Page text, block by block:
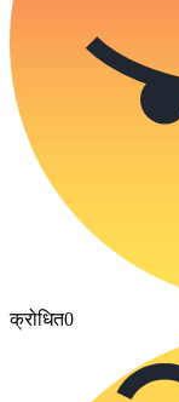
क्रोधित0